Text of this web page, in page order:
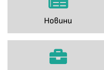
Новини